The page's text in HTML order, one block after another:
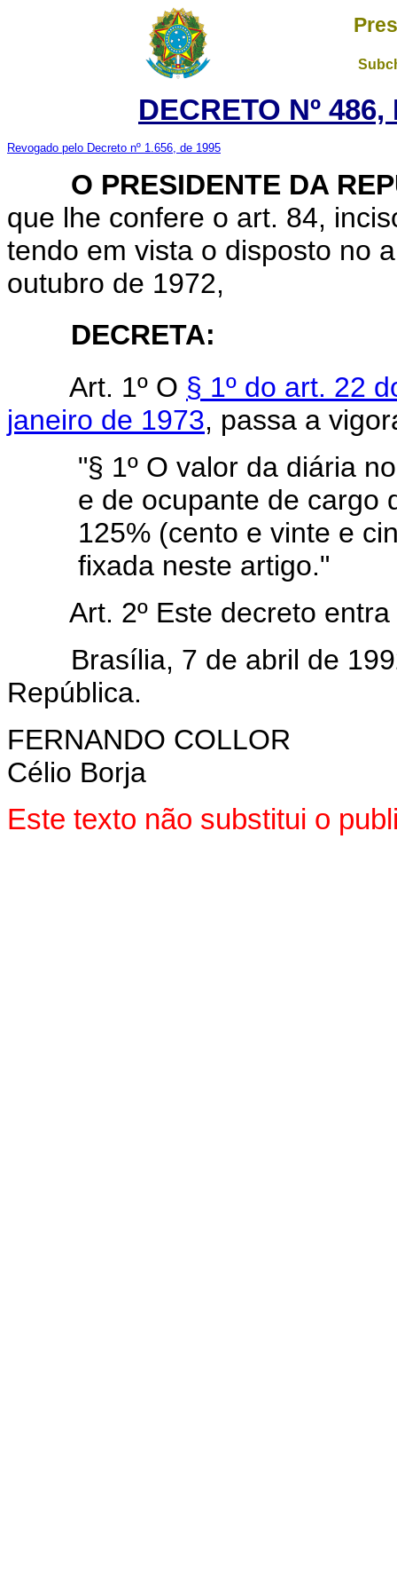
DECRETO Nº
Revogado pelo Decreto nº 1.656, de 1995
O PRESIDENTE DA
que lhe confere o art. 84,
tendo em vista o disposto no
outubro de 1972,
DECRETA:
Art. 1º O § 1º do art. 22
janeiro de 1973, passa a
"§ 1º O valor da diária
e de ocupante de cargo
125% (cento e vinte e
fixada neste artigo."
Art. 2º Este decreto entra
Brasília, 7 de abril de
República.
FERNANDO COLLOR
Célio Borja
Este texto não substitui o